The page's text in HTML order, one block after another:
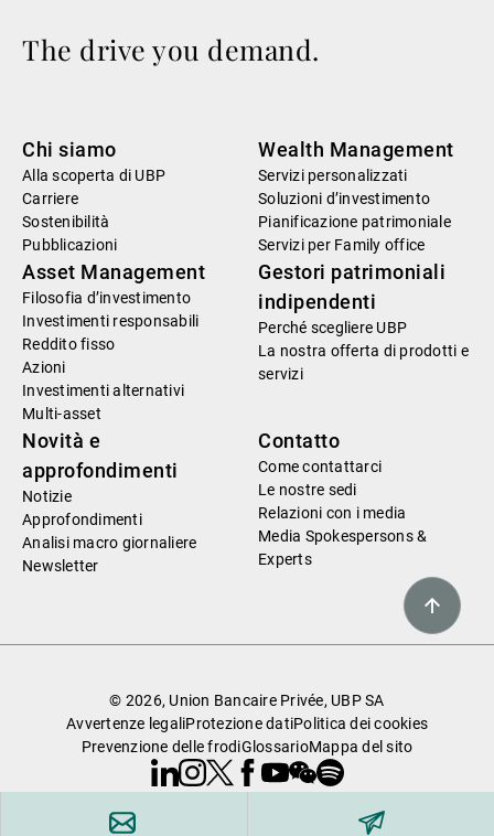
The drive you demand.
Chi siamo
Alla scoperta di UBP
Carriere
Sostenibilità
Pubblicazioni
Wealth Management
Servizi personalizzati
Soluzioni d’investimento
Pianificazione patrimoniale
Servizi per Family office
Asset Management
Filosofia d’investimento
Investimenti responsabili
Reddito fisso
Azioni
Investimenti alternativi
Multi-asset
Gestori patrimoniali
indipendenti
Perché scegliere UBP
La nostra offerta di prodotti e
servizi
Novità e
approfondimenti
Notizie
Approfondimenti
Analisi macro giornaliere
Newsletter
Contatto
Come contattarci
Le nostre sedi
Relazioni con i media
Media Spokespersons &
Experts
© 2026, Union Bancaire Privée, UBP SA
Avvertenze legaliProtezione datiPolitica dei cookies
Prevenzione delle frodiGlossarioMappa del sito
Linkedin
Instagram
X Facebook
Youtube
WeChat
Spotify